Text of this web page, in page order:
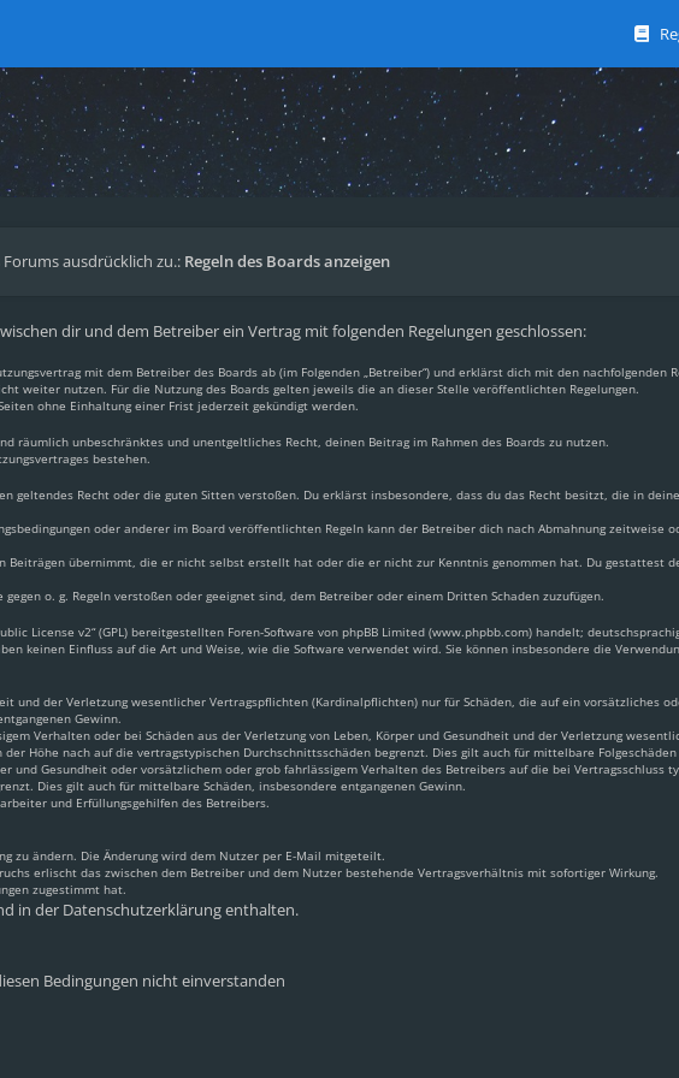
ausdrücklich zu.: Regeln des Boards anzeigen
dir und dem Betreiber ein Vertrag mit folgenden Regelungen geschlossen:
mit dem Betreiber des Boards ab (im Folgenden „Betreiber“) und erklärst dich mit den nachfolgenden
weiter nutzen. Für die Nutzung des Boards gelten jeweils die an dieser Stelle veröffentlichten Regelungen.
ohne Einhaltung einer Frist jederzeit gekündigt werden.
unbeschränktes und unentgeltliches Recht, deinen Beitrag im Rahmen des Boards zu nutzen.
bestehen.
geltendes Recht oder die guten Sitten verstoßen. Du erklärst insbesondere, dass du das Recht besitzt, die in
oder anderer im Board veröffentlichten Regeln kann der Betreiber dich nach Abmahnung zeitweise
übernimmt, die er nicht selbst erstellt hat oder die er nicht zur Kenntnis genommen hat. Du gestattest
o. g. Regeln verstoßen oder geeignet sind, dem Betreiber oder einem Dritten Schaden zuzufügen.
License v2“ (GPL) bereitgestellten Foren-Software von phpBB Limited (www.phpbb.com) handelt;
keinen Einfluss auf die Art und Weise, wie die Software verwendet wird. Sie können insbesondere die
und der Verletzung wesentlicher Vertragspflichten (Kardinalpflichten) nur für Schäden, die auf ein vorsätzliches
Gewinn.
Verhalten oder bei Schäden aus der Verletzung von Leben, Körper und Gesundheit und der Verletzung
Höhe nach auf die vertragstypischen Durchschnittsschäden begrenzt. Dies gilt auch für mittelbare
und Gesundheit oder vorsätzlichem oder grob fahrlässigem Verhalten des Betreibers auf die bei Vertragsschluss
Dies gilt auch für mittelbare Schäden, insbesondere entgangenen Gewinn.
und Erfüllungsgehilfen des Betreibers.
zu ändern. Die Änderung wird dem Nutzer per E-Mail mitgeteilt.
erlischt das zwischen dem Betreiber und dem Nutzer bestehende Vertragsverhältnis mit sofortiger Wirkung.
zugestimmt hat.
in der Datenschutzerklärung enthalten.